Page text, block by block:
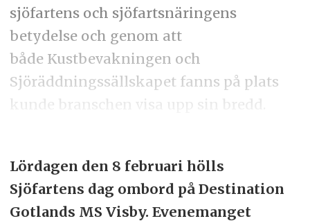
sjöfartens och sjöfartsnäringens
betydelse och genom att
både Kustbevakningen och
Sjöräddningssällskapet fanns på plats
kunde branschen visa upp sin bredd.
Lördagen den 8 februari hölls
Sjöfartens dag ombord på Destination
Gotlands MS Visby. Evenemanget